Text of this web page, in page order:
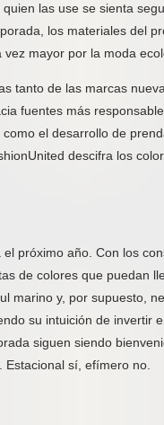
las use se sienta
los materiales del
mayor por la moda
tanto de las marcas
fuentes más
el desarrollo de
descifra los
próximo año. Con los
de colores que puedan
marino y, por supuesto,
su intuición de invertir
siguen siendo
Estacional sí, efímero no.